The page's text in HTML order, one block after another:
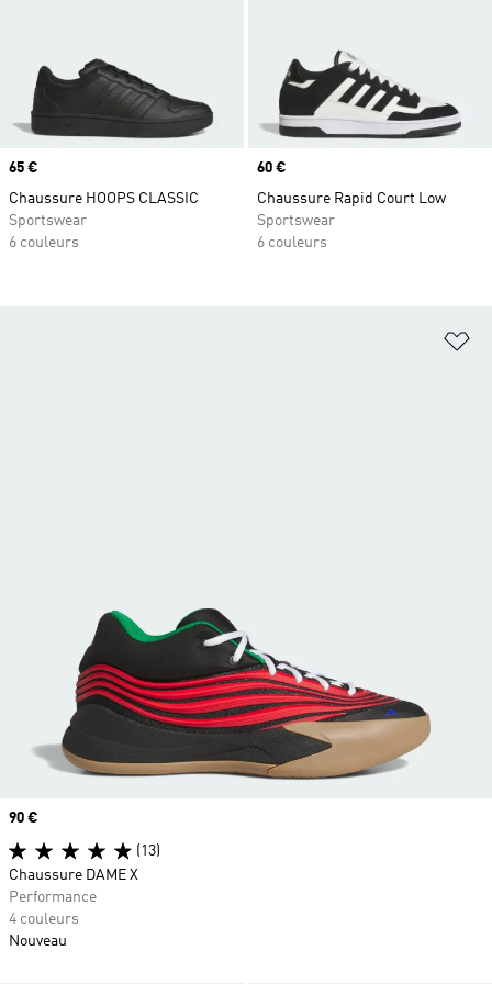
Prix
65 €
Chaussure HOOPS CLASSIC
Sportswear
6 couleurs
Prix
60 €
Chaussure Rapid Court Low
Sportswear
6 couleurs
Prix
90 €
(13)
Chaussure DAME X
Performance
4 couleurs
Nouveau